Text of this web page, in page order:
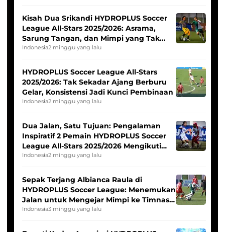
Kisah Dua Srikandi HYDROPLUS Soccer
League All-Stars 2025/2026: Asrama,
Sarung Tangan, dan Mimpi yang Tak
Pernah Padam
Indonesia2 minggu yang lalu
HYDROPLUS Soccer League All-Stars
2025/2026: Tak Sekadar Ajang Berburu
Gelar, Konsistensi Jadi Kunci Pembinaan
Indonesia2 minggu yang lalu
Dua Jalan, Satu Tujuan: Pengalaman
Inspiratif 2 Pemain HYDROPLUS Soccer
League All-Stars 2025/2026 Mengikuti
Seleksi Timnas Indonesia Putri
Indonesia2 minggu yang lalu
Sepak Terjang Albianca Raula di
HYDROPLUS Soccer League: Menemukan
Jalan untuk Mengejar Mimpi ke Timnas
Indonesia Putri
Indonesia3 minggu yang lalu